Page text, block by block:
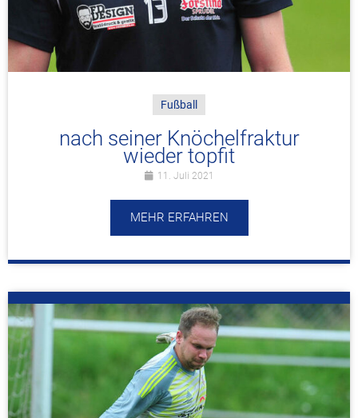
Fußball
nach seiner Knöchelfraktur
wieder topfit
11. Juli 2021
MEHR ERFAHREN